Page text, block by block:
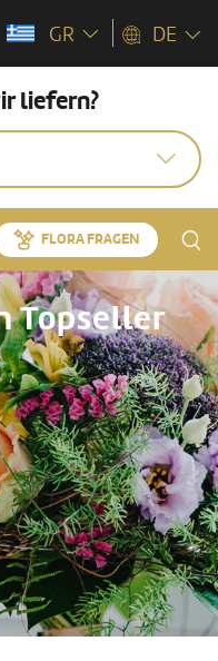
GR DE
liefern?
FLORA FRAGEN
Topseller